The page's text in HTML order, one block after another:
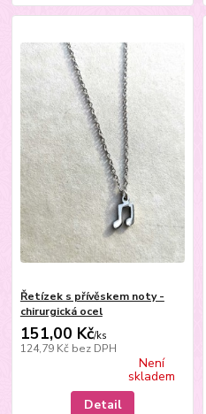
Řetízek s přívěskem noty -
chirurgická ocel
151,00 Kč/ks
124,79 Kč bez DPH
Není
skladem
Detail